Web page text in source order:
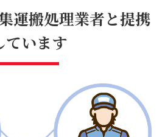
運搬処理業者と提携
ています